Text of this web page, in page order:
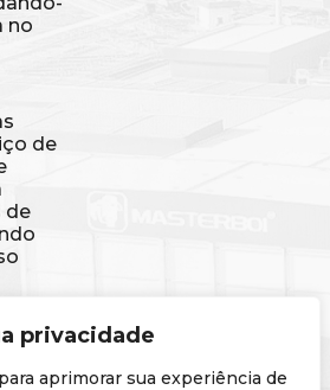
privacidade
aprimorar sua experiência de
no
de
de
o